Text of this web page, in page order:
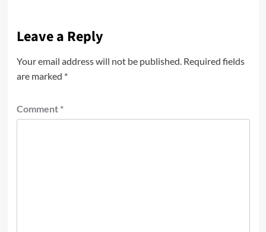
Leave a Reply
Your email address will not be published. Required fields
are marked *
Comment *